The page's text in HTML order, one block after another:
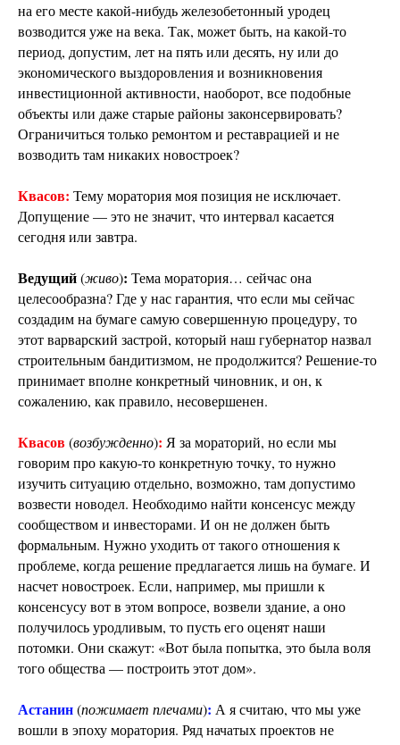
на его месте какой-нибудь железобетонный уродец
возводится уже на века. Так, может быть, на какой-то
период, допустим, лет на пять или десять, ну или до
экономического выздоровления и возникновения
инвестиционной активности, наоборот, все подобные
объекты или даже старые районы законсервировать?
Ограничиться только ремонтом и реставрацией и не
возводить там никаких новостроек?
Квасов: Тему моратория моя позиция не исключает.
Допущение — это не значит, что интервал касается
сегодня или завтра.
Ведущий(живо): Тема моратория… сейчас она
целесообразна? Где у нас гарантия, что если мы сейчас
создадим на бумаге самую совершенную процедуру, то
этот варварский застрой, который наш губернатор назвал
строительным бандитизмом, не продолжится? Решение-то
принимает вполне конкретный чиновник, и он, к
сожалению, как правило, несовершенен.
Квасов(возбужденно): Я за мораторий, но если мы
говорим про какую-то конкретную точку, то нужно
изучить ситуацию отдельно, возможно, там допустимо
возвести новодел. Необходимо найти консенсус между
сообществом и инвесторами. И он не должен быть
формальным. Нужно уходить от такого отношения к
проблеме, когда решение предлагается лишь на бумаге. И
насчет новостроек. Если, например, мы пришли к
консенсусу вот в этом вопросе, возвели здание, а оно
получилось уродливым, то пусть его оценят наши
потомки. Они скажут: «Вот была попытка, это была воля
того общества — построить этот дом».
Астанин(пожимает плечами): А я считаю, что мы уже
вошли в эпоху моратория. Ряд начатых проектов не